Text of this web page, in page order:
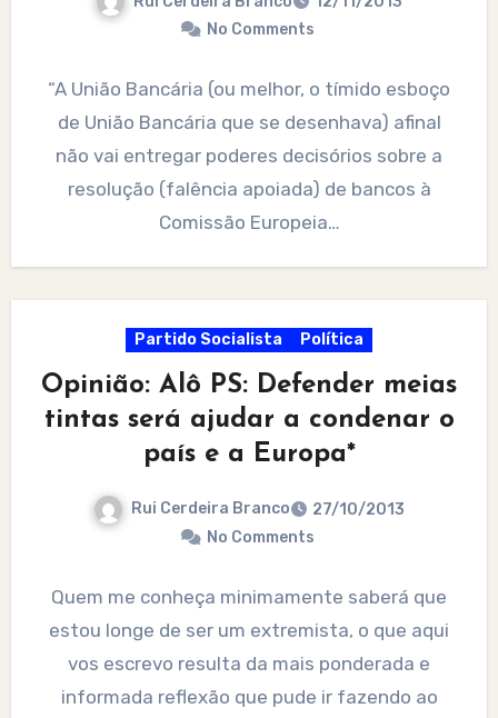
No Comments
“A União Bancária (ou melhor, o tímido esboço
de União Bancária que se desenhava) afinal
não vai entregar poderes decisórios sobre a
resolução (falência apoiada) de bancos à
Comissão Europeia…
Partido Socialista Política
Opinião: Alô PS: Defender meias
tintas será ajudar a condenar o
país e a Europa*
Rui Cerdeira Branco
27/10/2013
No Comments
Quem me conheça minimamente saberá que
estou longe de ser um extremista, o que aqui
vos escrevo resulta da mais ponderada e
informada reflexão que pude ir fazendo ao